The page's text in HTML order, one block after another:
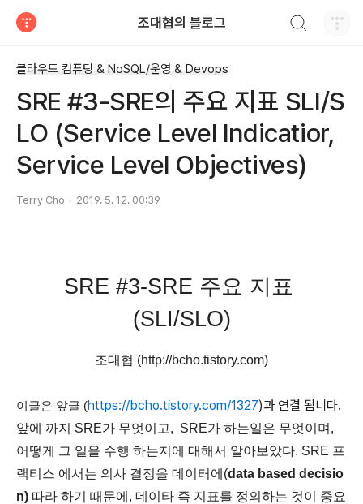
조대협의 블로그
클라우드 컴퓨팅 & NoSQL/운영 & Devops
SRE #3-SRE의 주요 지표 SLI/S
LO (Service Level Indicatior,
Service Level Objectives)
Terry Cho 2019. 5. 12. 00:39
SRE #3-SRE 주요 지표
(SLI/SLO)
조대협 (http://bcho.tistory.com)
이글은 앞글 (https://bcho.tistory.com/1327)과 연결 됩니다.
앞에 까지 SRE가 무엇이고,  SRE가 하는일은 무엇이며,
어떻게 그 일을 수행 하는지에 대해서 알아보았다. SRE 프
랙티스 에서는 의사 결정을 데이터에(data based decisio
n) 따라 하기 때문에, 데이타 즉 지표를 정의하는 것이 중요